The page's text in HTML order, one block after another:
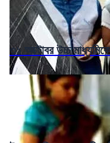
৩১ অক্টোবর উচ্চ